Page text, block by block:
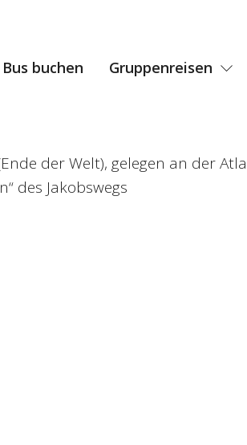
Bus buchen Gruppenreisen
der Welt), gelegen an der
des Jakobswegs